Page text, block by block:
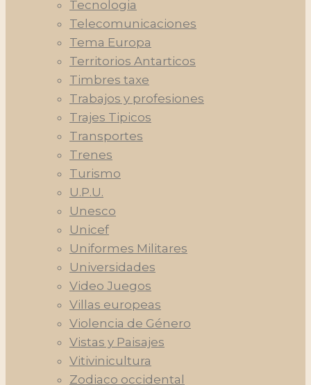
Tecnologia
Telecomunicaciones
Tema Europa
Territorios Antarticos
Timbres taxe
Trabajos y profesiones
Trajes Tipicos
Transportes
Trenes
Turismo
U.P.U.
Unesco
Unicef
Uniformes Militares
Universidades
Video Juegos
Villas europeas
Violencia de Género
Vistas y Paisajes
Vitivinicultura
Zodiaco occidental